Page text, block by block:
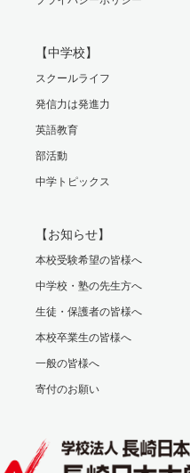
【中学校】
スクールライフ
発信力は発進力
英語教育
部活動
中学トピックス
【お知らせ】
本校受験希望の皆様へ
中学校・塾の先生方へ
生徒・保護者の皆様へ
本校卒業生の皆様へ
一般の皆様へ
寄付のお願い